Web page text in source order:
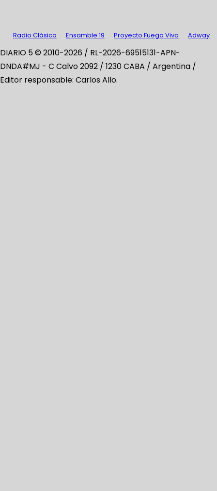
Radio Clásica Ensamble 19 Proyecto Fuego Vivo Adway
DIARIO 5 © 2010-2026 / RL-2026-69515131-APN-
DNDA#MJ - C Calvo 2092 / 1230 CABA / Argentina /
Editor responsable: Carlos Allo.